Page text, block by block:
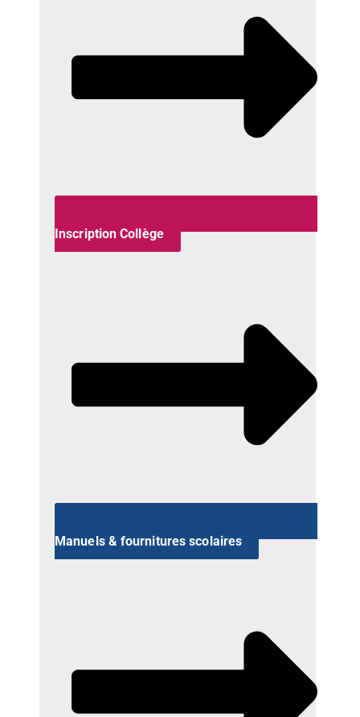
Inscription Collège
Manuels & fournitures scolaires